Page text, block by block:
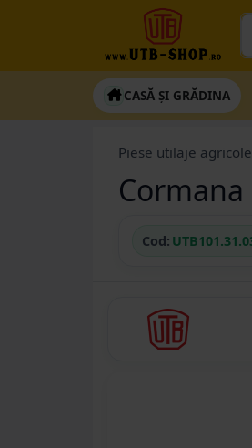
CASĂ ȘI GRĂDINA
Piese utilaje agricole
Cormana
Cod: